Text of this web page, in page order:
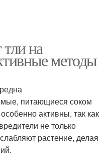
на
методы
питающиеся соком
активны, так как
не только
растение, делая